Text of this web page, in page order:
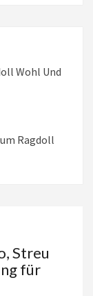
Wohl Und
Ragdoll
Streu
für